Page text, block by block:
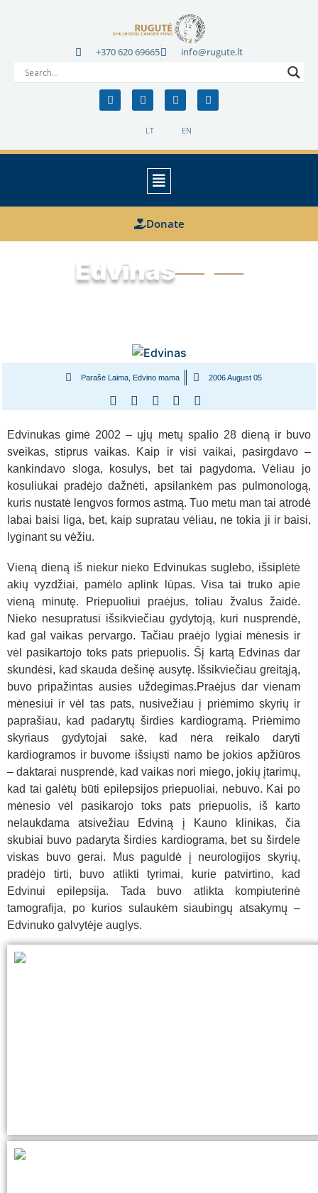
LT EN
+370 620 69665 info@rugute.lt
Donate
Edvinas
Parašė Laima, Edvino mama 2006 August 05
Edvinukas gimė 2002 – ųjų metų spalio 28 dieną ir buvo
sveikas, stiprus vaikas. Kaip ir visi vaikai, pasirgdavo –
kankindavo sloga, kosulys, bet tai pagydoma. Vėliau jo
kosuliukai pradėjo dažnėti, apsilankėm pas pulmonologą,
kuris nustatė lengvos formos astmą. Tuo metu man tai atrodė
labai baisi liga, bet, kaip supratau vėliau, ne tokia ji ir baisi,
lyginant su vėžiu.
Vieną dieną iš niekur nieko Edvinukas suglebo, išsiplėtė
akių vyzdžiai, pamėlo aplink lūpas. Visa tai truko apie
vieną minutę. Priepuoliui praėjus, toliau žvalus žaidė.
Nieko nesupratusi išsikviečiau gydytoją, kuri nusprendė,
kad gal vaikas pervargo. Tačiau praėjo lygiai mėnesis ir
vėl pasikartojo toks pats priepuolis. Šį kartą Edvinas dar
skundėsi, kad skauda dešinę ausytę. Išsikviečiau greitąją,
buvo pripažintas ausies uždegimas.Praėjus dar vienam
mėnesiui ir vėl tas pats, nusivežiau į priėmimo skyrių ir
paprašiau, kad padarytų širdies kardiogramą. Priėmimo
skyriaus gydytojai sakė, kad nėra reikalo daryti
kardiogramos ir buvome išsiųsti namo be jokios apžiūros
– daktarai nusprendė, kad vaikas nori miego, jokių įtarimų,
kad tai galėtų būti epilepsijos priepuoliai, nebuvo. Kai po
mėnesio vėl pasikarojo toks pats priepuolis, iš karto
nelaukdama atsivežiau Edviną į Kauno klinikas, čia
skubiai buvo padaryta širdies kardiograma, bet su širdele
viskas buvo gerai. Mus paguldė į neurologijos skyrių,
pradėjo tirti, buvo atlikti tyrimai, kurie patvirtino, kad
Edvinui epilepsija. Tada buvo atlikta kompiuterinė
tamografija, po kurios sulaukėm siaubingų atsakymų –
Edvinuko galvytėje auglys.